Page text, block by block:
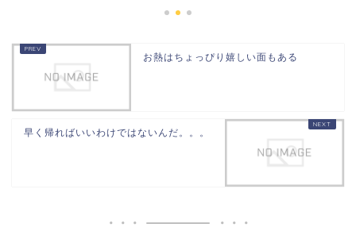
お熱はちょっぴり嬉しい面もある
早く帰ればいいわけではないんだ。。。